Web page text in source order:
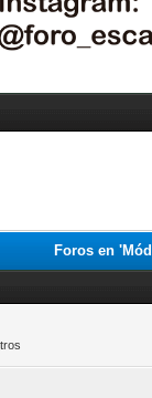
Foros en